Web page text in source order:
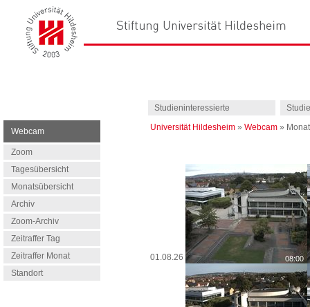
Studieninteressierte
Webcam
Zoom
Tagesübersicht
Monatsübersicht
Archiv
Zoom-Archiv
Zeitraffer Tag
Zeitraffer Monat
Standort
Universität Hildesheim » Webcam »
01.08.26